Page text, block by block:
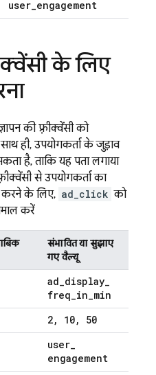
user_engagement
के लिए
की फ़्रीक्वेंसी को
ही, उपयोगकर्ता के जुड़ाव
है, ताकि यह पता लगाया
से उपयोगकर्ता का
करने के लिए, ad_click को
करें.
संभावित या सुझाए
गए वैल्यू
ad_display_
freq_in_min
2, 10, 50
user_
engagement